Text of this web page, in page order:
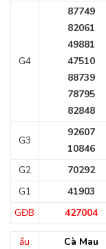
G4
87749
82061
49881
47510
88739
78795
82848
G3
92607
10846
G2
70292
G1
41903
GĐB
427004
ầu Cà Mau